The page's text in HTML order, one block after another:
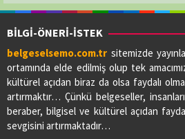
BİLGİ-ÖNERİ-İSTEK
belgeselsemo.com.tr sitemizde
ortamında elde edilmiş olup tek
kültürel açıdan biraz da olsa faydalı
artırmaktır… Çünkü belgeseller,
beraber, bilgisel ve kültürel açıdan
sevgisini artırmaktadır…